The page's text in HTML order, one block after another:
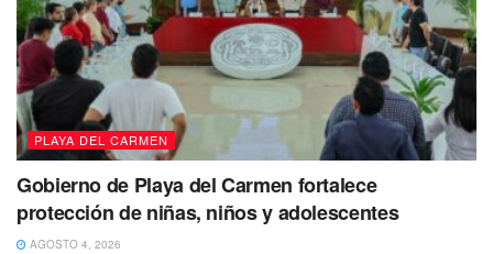
Tags: Cozumel Embarcación
Navegantes
Playa del Carmen
Se busca
PLAYA DEL CARMEN
Gobierno de Playa del Carmen fortalece
protección de niñas, niños y adolescentes
AGOSTO 4, 2026